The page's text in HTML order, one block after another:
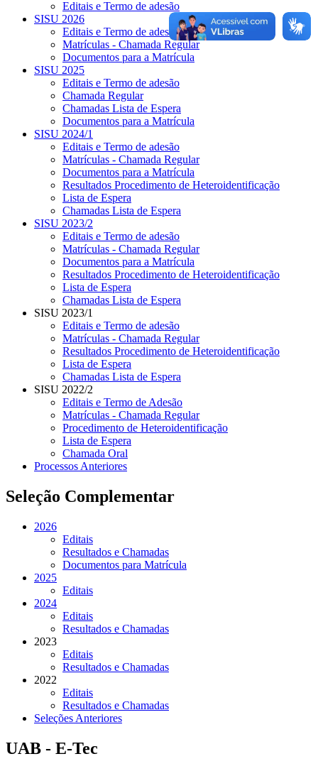
Editais e Termo de adesão
SISU 2026
Editais e Termo de adesão
Matrículas - Chamada Regular
Documentos para a Matrícula
SISU 2025
Editais e Termo de adesão
Chamada Regular
Chamadas Lista de Espera
Documentos para a Matrícula
SISU 2024/1
Editais e Termo de adesão
Matrículas - Chamada Regular
Documentos para a Matrícula
Resultados Procedimento de Heteroidentificação
Lista de Espera
Chamadas Lista de Espera
SISU 2023/2
Editais e Termo de adesão
Matrículas - Chamada Regular
Documentos para a Matrícula
Resultados Procedimento de Heteroidentificação
Lista de Espera
Chamadas Lista de Espera
SISU 2023/1
Editais e Termo de adesão
Matrículas - Chamada Regular
Resultados Procedimento de Heteroidentificação
Lista de Espera
Chamadas Lista de Espera
SISU 2022/2
Editais e Termo de Adesão
Matrículas - Chamada Regular
Procedimento de Heteroidentificação
Lista de Espera
Chamada Oral
Processos Anteriores
Seleção Complementar
2026
Editais
Resultados e Chamadas
Documentos para Matrícula
2025
Editais
2024
Editais
Resultados e Chamadas
2023
Editais
Resultados e Chamadas
2022
Editais
Resultados e Chamadas
Seleções Anteriores
UAB - E-Tec